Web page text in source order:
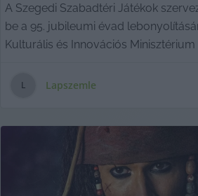
A Szegedi Szabadtéri Játékok
be a 95. jubileumi évad
Kulturális és Innovációs Minisztérium
L Lapszemle